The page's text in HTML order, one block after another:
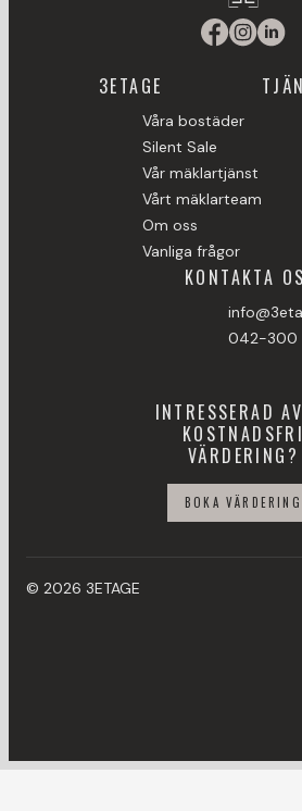
3ETAGE
Våra bostäder
Silent Sale
Vår mäklartjänst
Vårt mäklarteam
Om oss
Vanliga frågor
KONTAKTA
042-300
INTRESSERAD
KOSTNADSFRI
VÄRDERING?
BOKA VÄRDERING
© 2026 3ETAGE